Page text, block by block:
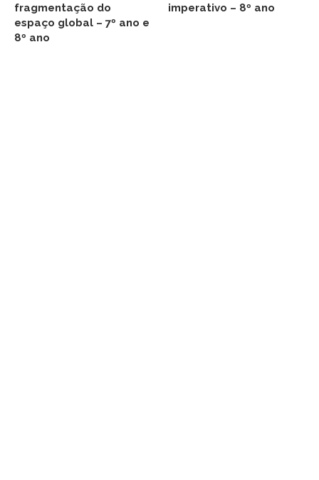
fragmentação do
espaço global – 7º ano e
8º ano
imperativo – 8º ano